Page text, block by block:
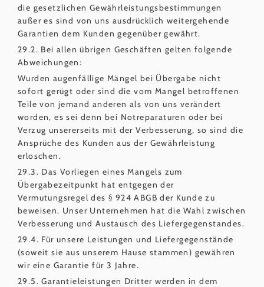
die gesetzlichen Gewährleistungsbestimmungen
außer es sind von uns ausdrücklich weitergehende
Garantien dem Kunden gegenüber gewährt.
29.2. Bei allen übrigen Geschäften gelten folgende
Abweichungen:
Wurden augenfällige Mängel bei Übergabe nicht
sofort gerügt oder sind die vom Mangel betroffenen
Teile von jemand anderen als von uns verändert
worden, es sei denn bei Notreparaturen oder bei
Verzug unsererseits mit der Verbesserung, so sind die
Ansprüche des Kunden aus der Gewährleistung
erloschen.
29.3. Das Vorliegen eines Mangels zum
Übergabezeitpunkt hat entgegen der
Vermutungsregel des § 924 ABGB der Kunde zu
beweisen. Unser Unternehmen hat die Wahl zwischen
Verbesserung und Austausch des Liefergegenstandes.
29.4. Für unsere Leistungen und Liefergegenstände
(soweit sie aus unserem Hause stammen) gewähren
wir eine Garantie für 3 Jahre.
29.5. Garantieleistungen Dritter werden in dem